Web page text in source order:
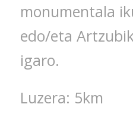
monumentala
edo/eta
igaro.
Luzera: 5km